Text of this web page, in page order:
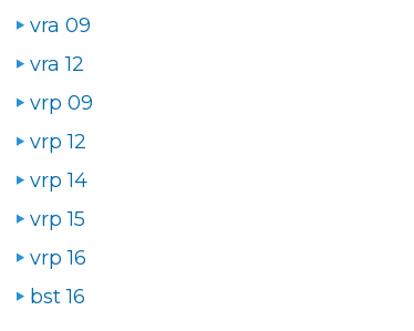
vra 09
vra 12
vrp 09
vrp 12
vrp 14
vrp 15
vrp 16
bst 16